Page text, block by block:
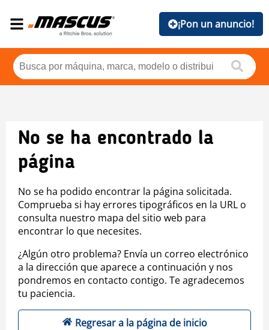
¡Pon un anuncio!
No se ha encontrado la
página
No se ha podido encontrar la página solicitada.
Comprueba si hay errores tipográficos en la URL o
consulta nuestro mapa del sitio web para
encontrar lo que necesites.
¿Algún otro problema? Envía un correo electrónico
a la dirección que aparece a continuación y nos
pondremos en contacto contigo. Te agradecemos
tu paciencia.
Regresar a la página de inicio